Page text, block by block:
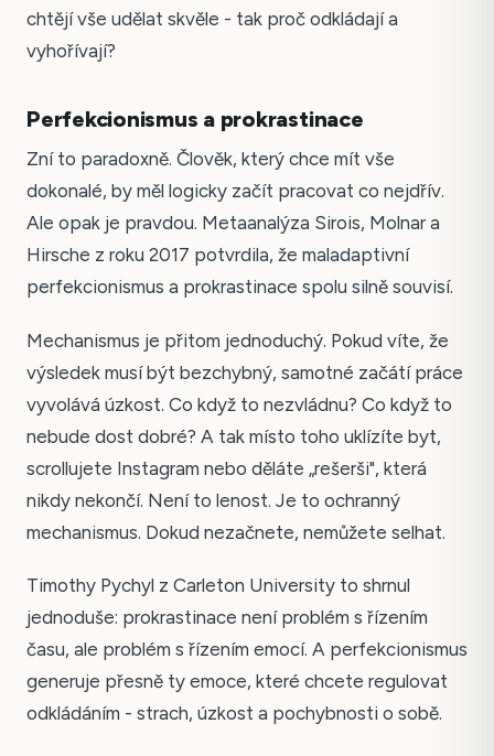
chtějí vše udělat skvěle - tak proč odkládají a
vyhořívají?
Perfekcionismus a prokrastinace
Zní to paradoxně. Člověk, který chce mít vše
dokonalé, by měl logicky začít pracovat co nejdřív.
Ale opak je pravdou. Metaanalýza Sirois, Molnar a
Hirsche z roku 2017 potvrdila, že maladaptivní
perfekcionismus a prokrastinace spolu silně souvisí.
Mechanismus je přitom jednoduchý. Pokud víte, že
výsledek musí být bezchybný, samotné začátí práce
vyvolává úzkost. Co když to nezvládnu? Co když to
nebude dost dobré? A tak místo toho uklízíte byt,
scrollujete Instagram nebo děláte „rešerši", která
nikdy nekončí. Není to lenost. Je to ochranný
mechanismus. Dokud nezačnete, nemůžete selhat.
Timothy Pychyl z Carleton University to shrnul
jednoduše: prokrastinace není problém s řízením
času, ale problém s řízením emocí. A perfekcionismus
generuje přesně ty emoce, které chcete regulovat
odkládáním - strach, úzkost a pochybnosti o sobě.